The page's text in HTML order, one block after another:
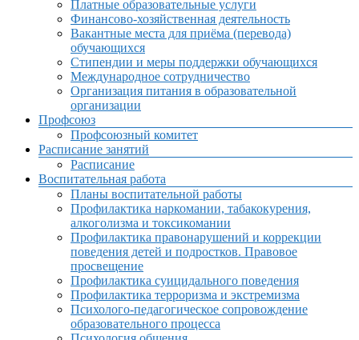
Платные образовательные услуги
Финансово-хозяйственная деятельность
Вакантные места для приёма (перевода)
обучающихся
Стипендии и меры поддержки обучающихся
Международное сотрудничество
Организация питания в образовательной
организации
Профсоюз
Профсоюзный комитет
Расписание занятий
Расписание
Воспитательная работа
Планы воспитательной работы
Профилактика наркомании, табакокурения,
алкоголизма и токсикомании
Профилактика правонарушений и коррекции
поведения детей и подростков. Правовое
просвещение
Профилактика суицидального поведения
Профилактика терроризма и экстремизма
Психолого-педагогическое сопровождение
образовательного процесса